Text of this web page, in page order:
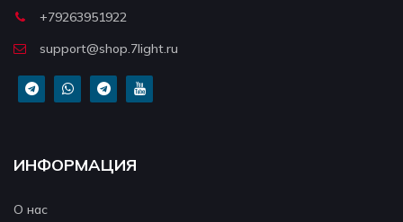
+79263951922
support@shop.7light.ru
ИНФОРМАЦИЯ
О нас